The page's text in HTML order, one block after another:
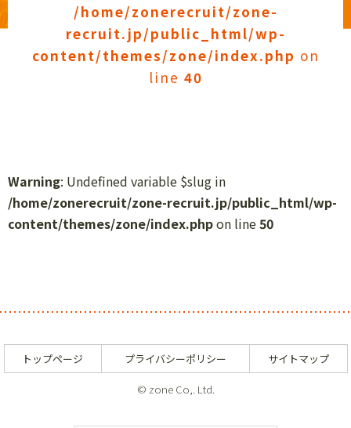
/home/zonerecruit/zone-
recruit.jp/public_html/wp-
content/themes/zone/index.php on
line 40
Warning: Undefined variable $slug in
/home/zonerecruit/zone-recruit.jp/public_html/wp-
content/themes/zone/index.phpon line50
トップページ プライバシーポリシー サイトマップ
© zone Co,. Ltd.